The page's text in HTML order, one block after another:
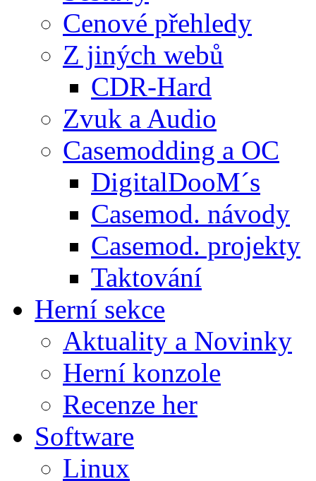
Cenové přehledy
Z jiných webů
CDR-Hard
Zvuk a Audio
Casemodding a OC
DigitalDooM´s
Casemod. návody
Casemod. projekty
Taktování
Herní sekce
Aktuality a Novinky
Herní konzole
Recenze her
Software
Linux